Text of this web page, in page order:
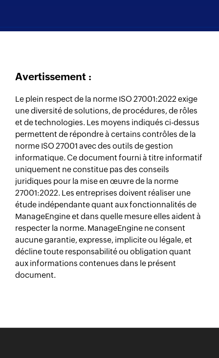
Avertissement :
Le plein respect de la norme ISO 27001:2022 exige
une diversité de solutions, de procédures, de rôles
et de technologies. Les moyens indiqués ci-dessus
permettent de répondre à certains contrôles de la
norme ISO 27001 avec des outils de gestion
informatique. Ce document fourni à titre informatif
uniquement ne constitue pas des conseils
juridiques pour la mise en œuvre de la norme
27001:2022. Les entreprises doivent réaliser une
étude indépendante quant aux fonctionnalités de
ManageEngine et dans quelle mesure elles aident à
respecter la norme. ManageEngine ne consent
aucune garantie, expresse, implicite ou légale, et
décline toute responsabilité ou obligation quant
aux informations contenues dans le présent
document.